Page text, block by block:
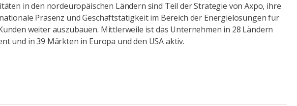
in den nordeuropäischen Ländern sind Teil der Strategie von Axpo, ihre
Präsenz und Geschäftstätigkeit im Bereich der Energielösungen für
weiter auszubauen. Mittlerweile ist das Unternehmen in 28 Ländern
und in 39 Märkten in Europa und den USA aktiv.